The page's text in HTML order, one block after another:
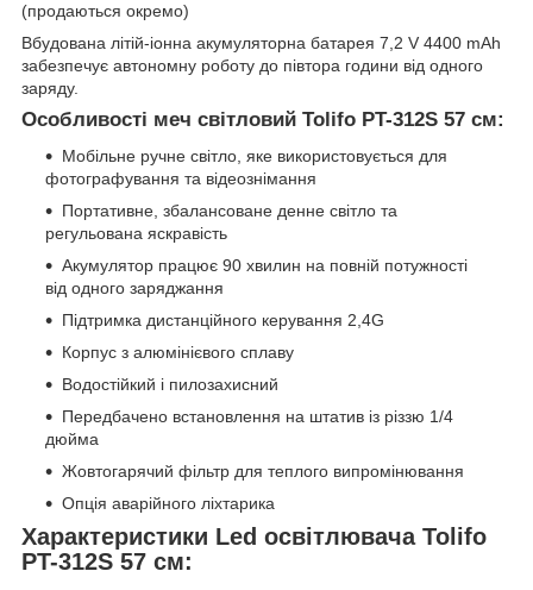
(продаються окремо)
Вбудована літій-іонна акумуляторна батарея 7,2 V 4400 mAh
забезпечує автономну роботу до півтора години від одного
заряду.
Особливості меч світловий Tolifo PT-312S 57 см:
Мобільне ручне світло, яке використовується для
фотографування та відеознімання
Портативне, збалансоване денне світло та
регульована яскравість
Акумулятор працює 90 хвилин на повній потужності
від одного заряджання
Підтримка дистанційного керування 2,4G
Корпус з алюмінієвого сплаву
Водостійкий і пилозахисний
Передбачено встановлення на штатив із різзю 1/4
дюйма
Жовтогарячий фільтр для теплого випромінювання
Опція аварійного ліхтарика
Характеристики Led освітлювача Tolifo
PT-312S 57 см: